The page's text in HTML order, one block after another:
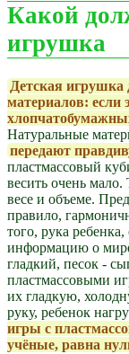
Какой
игрушка
Детская
материалов: если
Натуральные
передают
пластмассовый
весить очень мало.
весе и объеме.
правило,
того, рука
информацию о
гладкий, песок -
пластмассовыми
их гладкую,
руку, ребенок
игры с
учёные, равна